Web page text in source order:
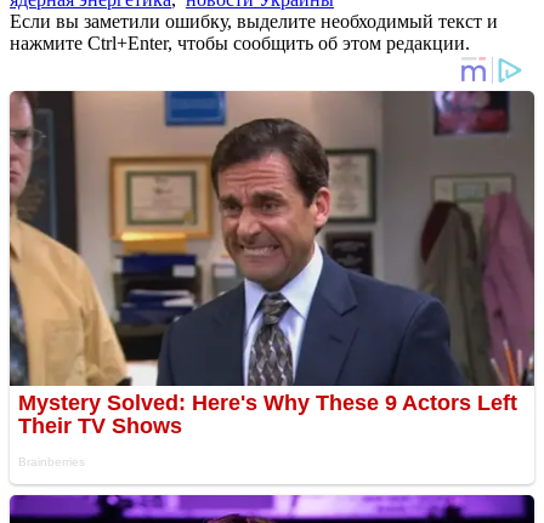
Если вы заметили ошибку, выделите необходимый текст и
нажмите Ctrl+Enter, чтобы сообщить об этом редакции.